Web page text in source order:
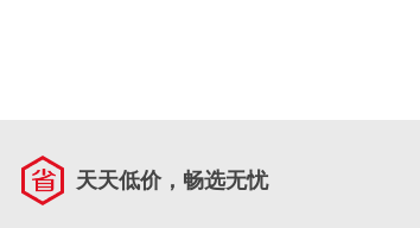
天天低价，畅选无忧